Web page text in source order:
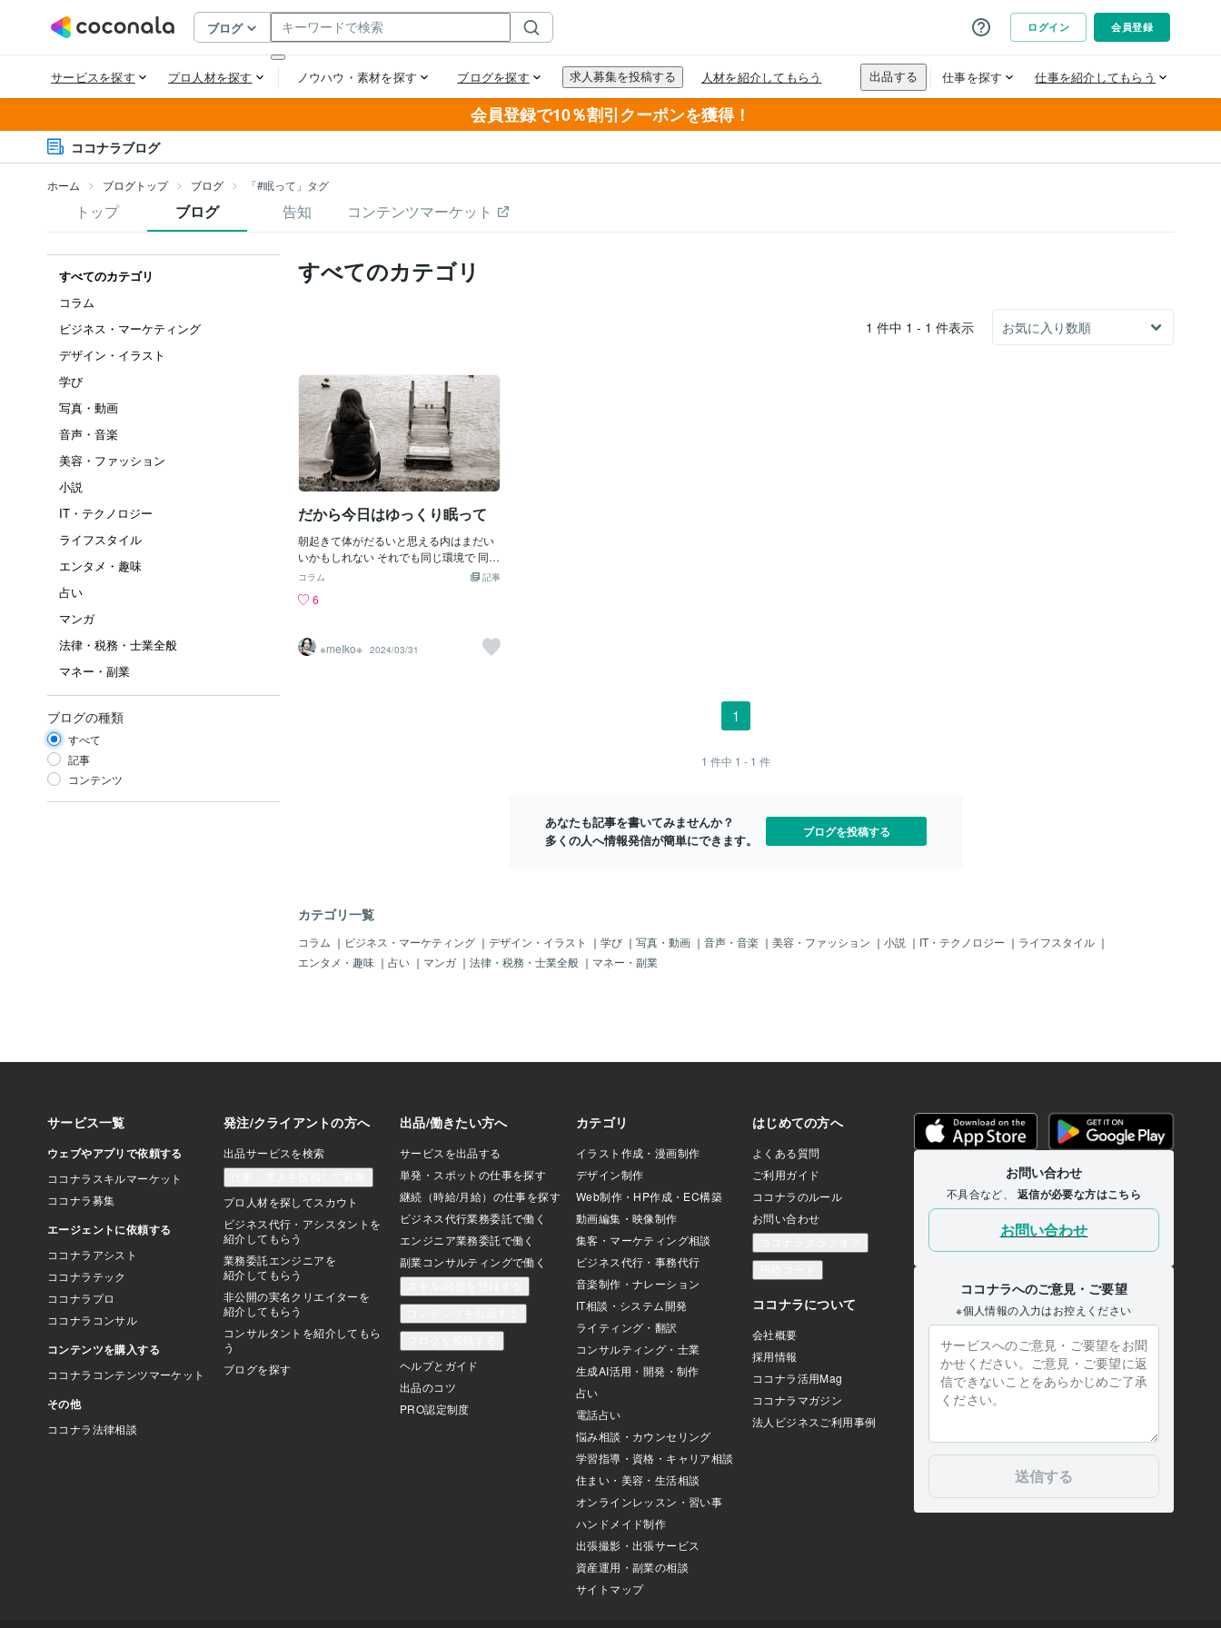
会員登録で10％割引クーポンを獲得！
ココナラブログ
ホーム ブログトップ ブログ 「#眠って」タグ
トップ ブログ 告知 コンテンツマーケット
すべてのカテゴリ
コラム
ビジネス・マーケティング
デザイン・イラスト
学び
写真・動画
音声・音楽
美容・ファッション
小説
IT・テクノロジー
ライフスタイル
エンタメ・趣味
占い
マンガ
法律・税務・士業全般
マネー・副業
ブログの種類
すべて
記事
コンテンツ
すべてのカテゴリ
1 件中 1 - 1 件表示
だから今日はゆっくり眠って
朝起きて体がだるいと思える内はまだい
いかもしれない それでも同じ環境で 同じ
考え方で 同じ行動の仕方で生きていると
変えるには 考え方を変える必要がありま
す効果はとても高いけど 即効性はたぶん
ない そうなったら環境を変える方が早い
き出すから だから大丈夫だよ
記事
コラム
6
※meIko※ 2024/03/31
1
1 件中 1 - 1 件
あなたも記事を書いてみませんか？
多くの人へ情報発信が簡単にできます。
ブログを投稿する
カテゴリ一覧
コラム ｜ ビジネス・マーケティング ｜ デザイン・イラスト ｜ 学び ｜ 写真・動画 ｜ 音声・音楽 ｜ 美容・ファッション ｜ 小説 ｜ IT・テクノロジー ｜ ライフスタイル ｜
エンタメ・趣味 ｜ 占い ｜ マンガ ｜ 法律・税務・士業全般 ｜ マネー・副業